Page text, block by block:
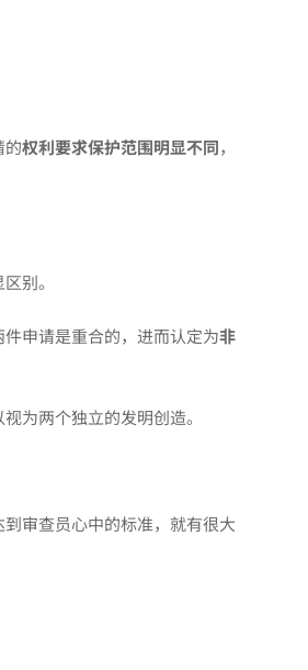
权利要求保护范围明显不同，
别。
申请是重合的，进而认定为非
为两个独立的发明创造。
审查员心中的标准，就有很大